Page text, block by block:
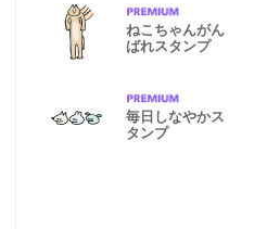
ねこちゃんがん
ばれスタンプ
毎日しなやかス
タンプ